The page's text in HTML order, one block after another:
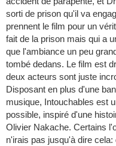
sorti de prison qu'il va
prennent le film pour un
fait de la prison mais qui a
que l'ambiance un peu
tombé dedans. Le film est
deux acteurs sont juste
Disposant en plus d'une
musique, Intouchables est
possible, inspiré d'une
Olivier Nakache. Certains
n'irais pas jusqu'à dire